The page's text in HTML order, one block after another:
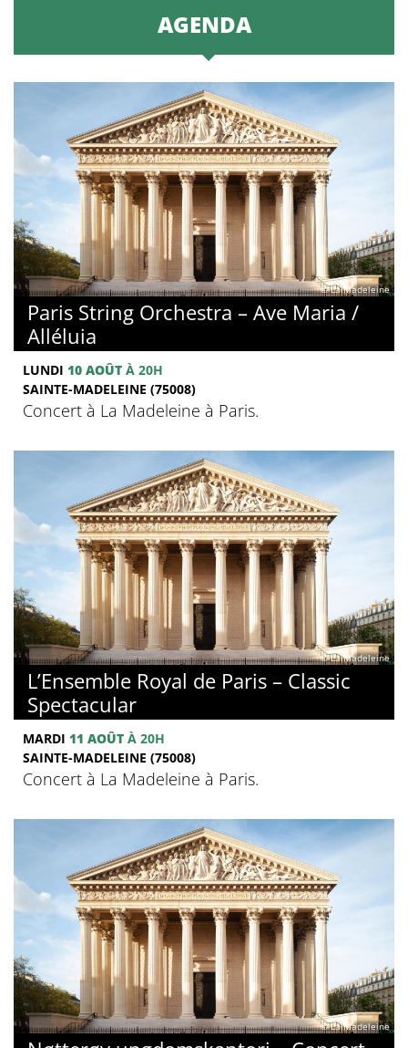
AGENDA
© La Madeleine
Paris String Orchestra – Ave Maria /
Alléluia
LUNDI 10 AOÛT À 20H
SAINTE-MADELEINE (75008)
Concert à La Madeleine à Paris.
© La Madeleine
L’Ensemble Royal de Paris – Classic
Spectacular
MARDI 11 AOÛT À 20H
SAINTE-MADELEINE (75008)
Concert à La Madeleine à Paris.
© La Madeleine